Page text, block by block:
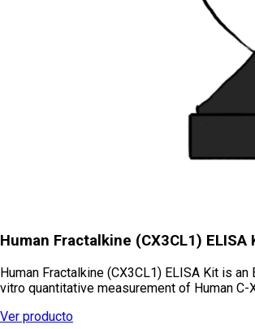
Human Fractalkine (CX3CL1) ELISA
Human Fractalkine (CX3CL1) ELISA Kit is
vitro quantitative measurement of Human C-
Ver producto